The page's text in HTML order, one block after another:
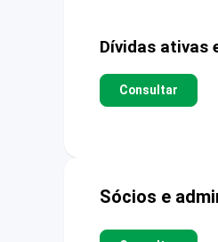
Dívidas ativas
Consultar
Sócios e